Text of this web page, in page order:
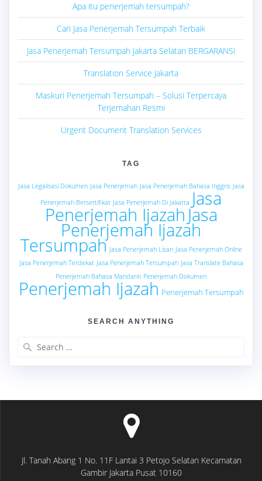
Apa itu penerjemah tersumpah?
Cari Jasa Penerjemah Tersumpah Terbaik
Jasa Penerjemah Tersumpah Jakarta Selatan BERGARANSI
Translation Service Jakarta
Maskuri Penerjemah Tersumpah – Solusi Terpercaya
Terjemahan Resmi
Urgent Document Translation Services
TAG
Jasa Legalisasi Dokumen Jasa Penerjemah Jasa Penerjemah Bahasa Inggris Jasa
Penerjemah Bersertifikat Jasa Penerjemah Di Jakarta Jasa
Penerjemah Ijazah Jasa
Penerjemah Ijazah
Tersumpah Jasa Penerjemah Lisan Jasa Penerjemah Online
Jasa Penerjemah Terdekat Jasa Penerjemah Tersumpah Jasa Translate Bahasa
Penerjemah Bahasa Mandarin Penerjemah Dokumen
Penerjemah Ijazah Penerjemah Tersumpah
SEARCH ANYTHING
Jl. Tanah Abang 1 No. 11F Lantai 3 Petojo Selatan Kecamatan
Gambir Jakarta Pusat 10160